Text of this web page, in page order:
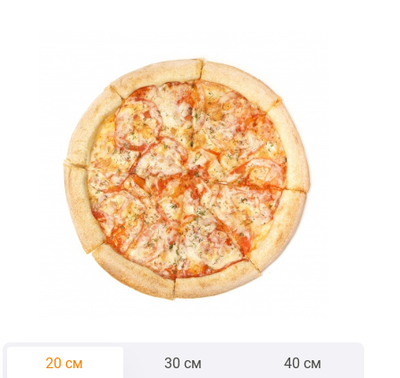
20 см 30 см 40 см
СЕТЫ ФАСТ ФУД САЛАТЫ
Корзина